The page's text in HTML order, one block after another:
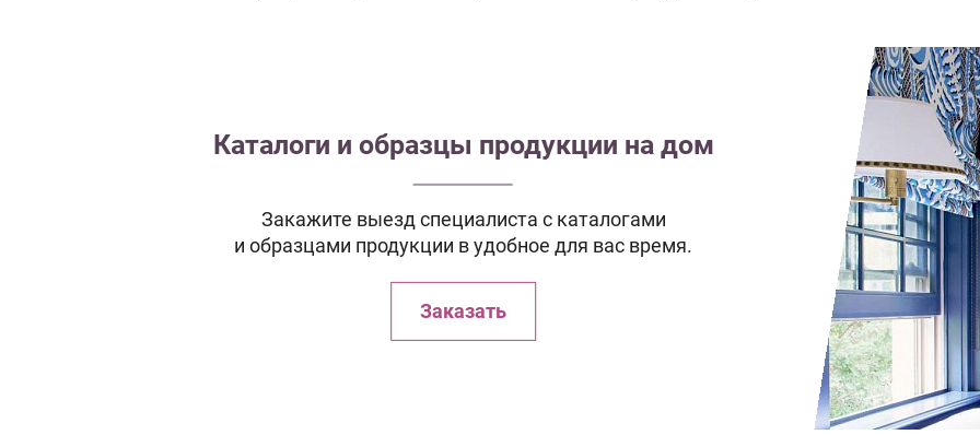
Каталоги и образцы продукции на дом
Закажите выезд специалиста с каталогами
и образцами продукции в удобное для вас время.
Заказать